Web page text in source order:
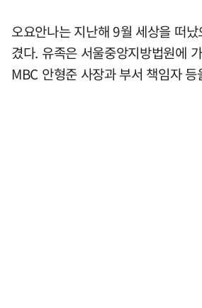
오요안나는 지난해 9월 세상을 떠
겼다. 유족은 서울중앙지방법원에
MBC 안형준 사장과 부서 책임자 등